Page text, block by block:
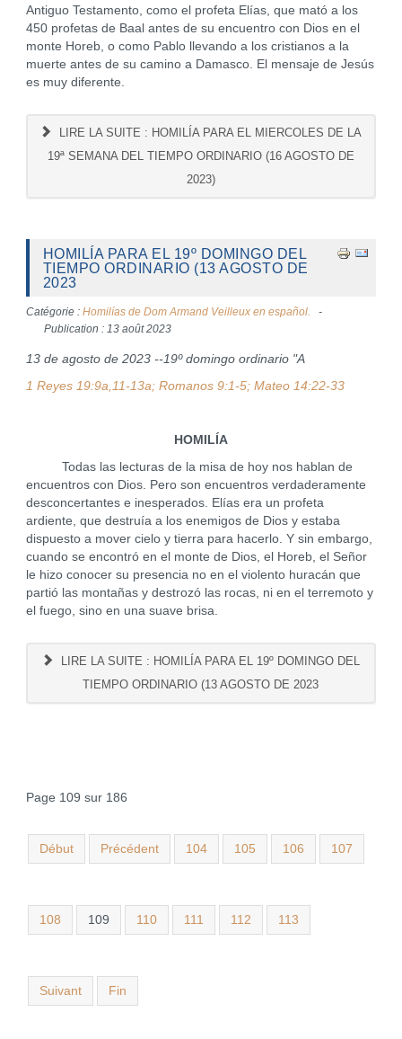
Antiguo Testamento, como el profeta Elías, que mató a los
450 profetas de Baal antes de su encuentro con Dios en el
monte Horeb, o como Pablo llevando a los cristianos a la
muerte antes de su camino a Damasco. El mensaje de Jesús
es muy diferente.
LIRE LA SUITE : HOMILÍA PARA EL MIERCOLES DE LA
19ª SEMANA DEL TIEMPO ORDINARIO (16 AGOSTO DE
2023)
HOMILÍA PARA EL 19º DOMINGO DEL
TIEMPO ORDINARIO (13 AGOSTO DE
2023
Catégorie : Homilías de Dom Armand Veilleux en español.
Publication : 13 août 2023
13 de agosto de 2023 --19º domingo ordinario "A
1 Reyes 19:9a,11-13a; Romanos 9:1-5; Mateo 14:22-33
HOMILÍA
Todas las lecturas de la misa de hoy nos hablan de
encuentros con Dios. Pero son encuentros verdaderamente
desconcertantes e inesperados. Elías era un profeta
ardiente, que destruía a los enemigos de Dios y estaba
dispuesto a mover cielo y tierra para hacerlo. Y sin embargo,
cuando se encontró en el monte de Dios, el Horeb, el Señor
le hizo conocer su presencia no en el violento huracán que
partió las montañas y destrozó las rocas, ni en el terremoto y
el fuego, sino en una suave brisa.
LIRE LA SUITE : HOMILÍA PARA EL 19º DOMINGO DEL
TIEMPO ORDINARIO (13 AGOSTO DE 2023
Page 109 sur 186
Début Précédent 104 105 106 107
108 109 110 111 112 113
Suivant Fin